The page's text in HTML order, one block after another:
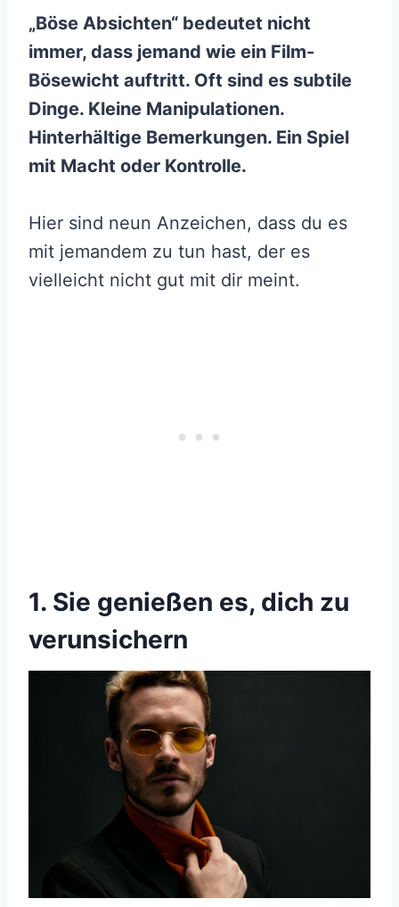
„Böse Absichten“ bedeutet nicht
immer, dass jemand wie ein Film-
Bösewicht auftritt. Oft sind es subtile
Dinge. Kleine Manipulationen.
Hinterhältige Bemerkungen. Ein Spiel
mit Macht oder Kontrolle.
Hier sind neun Anzeichen, dass du es
mit jemandem zu tun hast, der es
vielleicht nicht gut mit dir meint.
1. Sie genießen es, dich zu
verunsichern